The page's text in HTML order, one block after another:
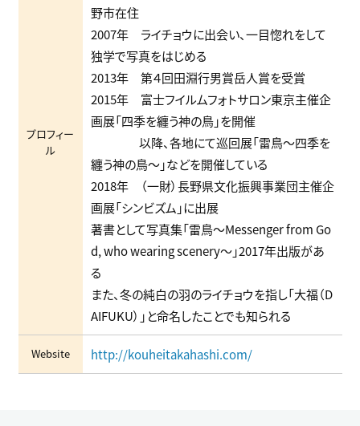
プロフィー
ル
野市在住
2007年 ライチョウに出会い、一目惚れをして
独学で写真をはじめる
2013年 第４回田淵行男賞岳人賞を受賞
2015年 富士フイルムフォトサロン東京主催企
画展「四季を纏う神の鳥」を開催
以降、各地にて巡回展「雷鳥～四季を
纏う神の鳥～」などを開催している
2018年 （一財）長野県文化振興事業団主催企
画展「シンビズム」に出展
著書として写真集「雷鳥～Messenger from Go
d, who wearing scenery～」2017年出版があ
る
また、冬の純白の羽のライチョウを指し「大福（D
AIFUKU）」と命名したことでも知られる
Website http://kouheitakahashi.com/